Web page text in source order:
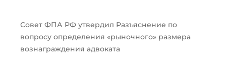
Совет ФПА РФ утвердил Разъяснение по
вопросу определения «рыночного» размера
вознаграждения адвоката